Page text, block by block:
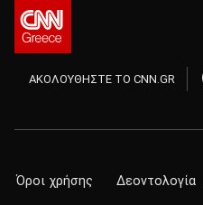
ΑΚΟΛΟΥΘΗΣΤΕ ΤΟ CNN.GR
Όροι χρήσης Δεοντολογία